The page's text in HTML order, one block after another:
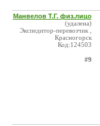
Манвелов Т.Г. физ.лицо
(удалена)
Экспедитор-перевозчик ,
Красногорск
Код:124503
#9